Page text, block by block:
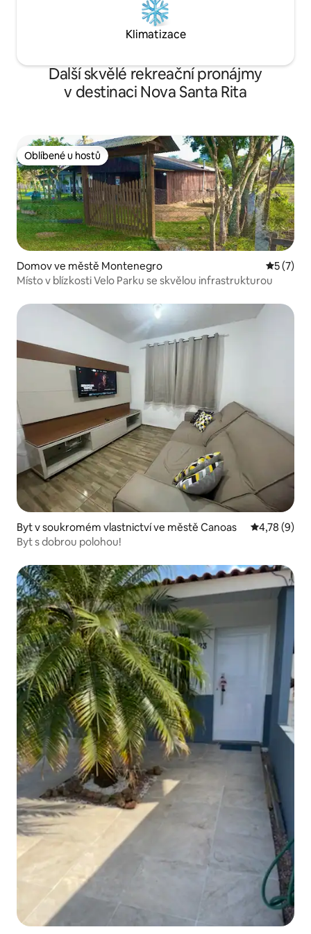
Klimatizace
Další skvělé rekreační pronájmy
v destinaci Nova Santa Rita
Oblíbené u hostů
Oblíbené u hostů
Domov ve městě Montenegro
5 (7)
Místo v blízkosti Velo Parku se skvělou infrastrukturou
Byt v soukromém vlastnictví ve městě Canoas Průměrné
4,78 (9)
Byt s dobrou polohou!